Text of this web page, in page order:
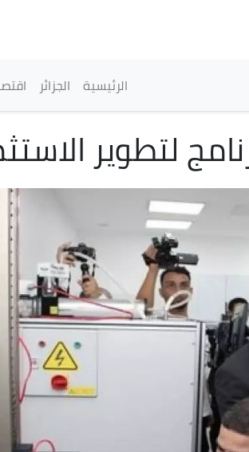
القائمة
الرئيسية الجزائر
لتطوير